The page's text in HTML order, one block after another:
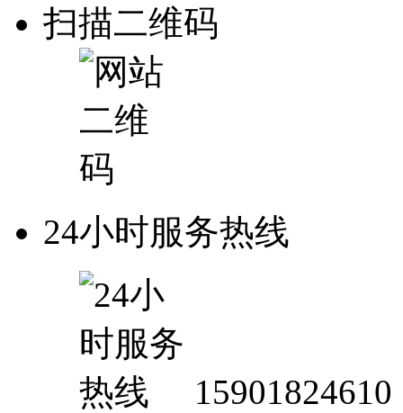
扫描二维码
24小时服务热线
15901824610